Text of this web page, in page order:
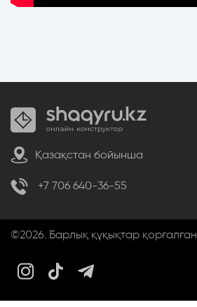
Қазақстан бойынша
+7 706 640-36-55
©2026. Барлық құқықтар қорғалған